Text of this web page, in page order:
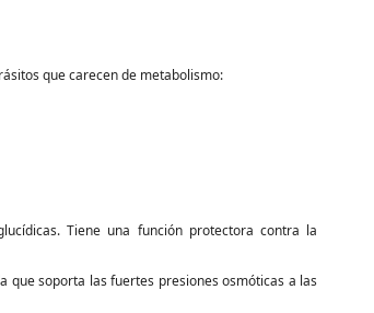
que carecen de metabolismo:
Tiene una función protectora contra la
que soporta las fuertes presiones osmóticas a las